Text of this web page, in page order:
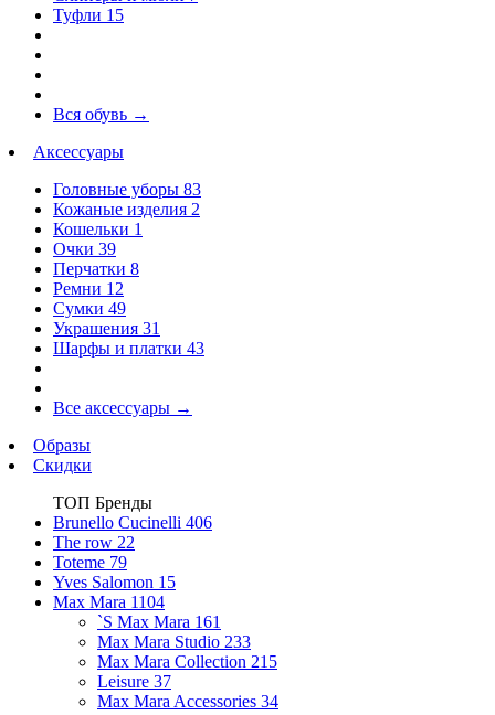
Туфли 15
Вся обувь →
Аксессуары
Головные уборы 83
Кожаные изделия 2
Кошельки 1
Очки 39
Перчатки 8
Ремни 12
Сумки 49
Украшения 31
Шарфы и платки 43
Все аксессуары →
Образы
Скидки
ТОП Бренды
Brunello Cucinelli 406
The row 22
Toteme 79
Yves Salomon 15
Max Mara 1104
`S Max Mara 161
Max Mara Studio 233
Max Mara Collection 215
Leisure 37
Max Mara Accessories 34